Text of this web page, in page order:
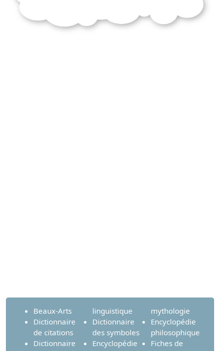
Beaux-Arts
Dictionnaire
de citations
Dictionnaire
linguistique
Dictionnaire
des symboles
Encyclopédie
mythologie
Encyclopédie
philosophique
Fiches de